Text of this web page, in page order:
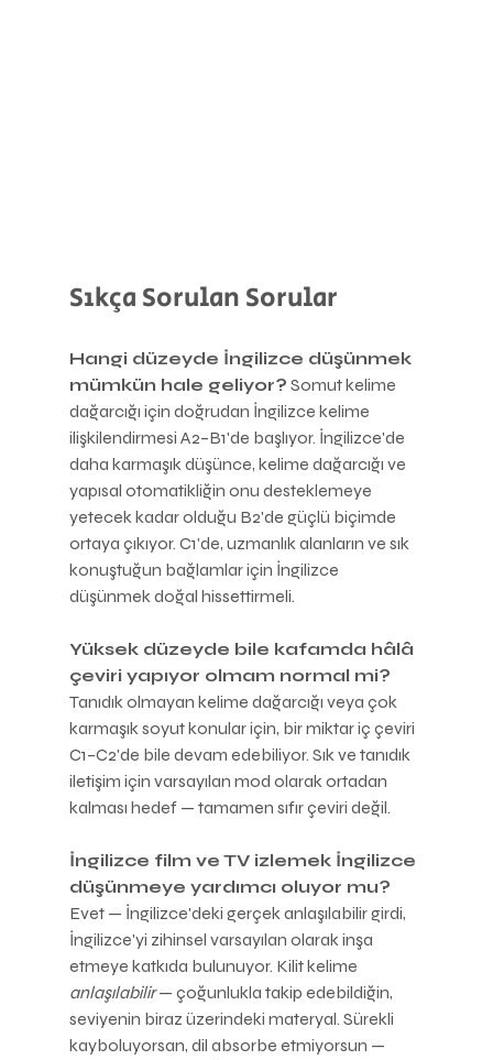
Sıkça Sorulan Sorular
Hangi düzeyde İngilizce düşünmek
mümkün hale geliyor? Somut kelime
dağarcığı için doğrudan İngilizce kelime
ilişkilendirmesi A2–B1'de başlıyor. İngilizce'de
daha karmaşık düşünce, kelime dağarcığı ve
yapısal otomatikliğin onu desteklemeye
yetecek kadar olduğu B2'de güçlü biçimde
ortaya çıkıyor. C1'de, uzmanlık alanların ve sık
konuştuğun bağlamlar için İngilizce
düşünmek doğal hissettirmeli.
Yüksek düzeyde bile kafamda hâlâ
çeviri yapıyor olmam normal mi?
Tanıdık olmayan kelime dağarcığı veya çok
karmaşık soyut konular için, bir miktar iç çeviri
C1–C2'de bile devam edebiliyor. Sık ve tanıdık
iletişim için varsayılan mod olarak ortadan
kalması hedef — tamamen sıfır çeviri değil.
İngilizce film ve TV izlemek İngilizce
düşünmeye yardımcı oluyor mu?
Evet — İngilizce'deki gerçek anlaşılabilir girdi,
İngilizce'yi zihinsel varsayılan olarak inşa
etmeye katkıda bulunuyor. Kilit kelime
anlaşılabilir — çoğunlukla takip edebildiğin,
seviyenin biraz üzerindeki materyal. Sürekli
kayboluyorsan, dil absorbe etmiyorsun —